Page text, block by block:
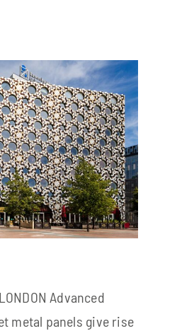
Advanced
metal panels give rise